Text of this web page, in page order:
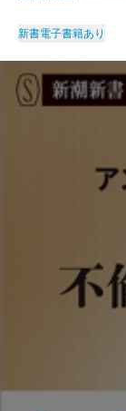
新書電子書籍あり